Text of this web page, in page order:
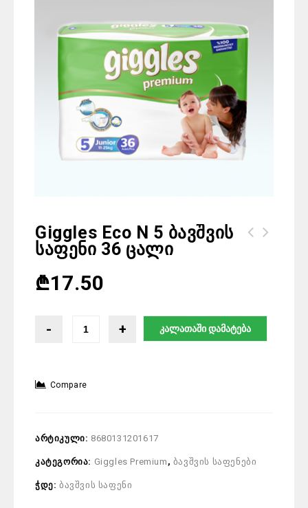
Giggles Eco N 5 Ბავშვის
Საფენი 36 Ცალი
₾17.50
კალათაში დამატება
Compare
არტიკული: 8680131201617
კატეგორია: Giggles Premium , ბავშვის საფენები
ჭდე: ბავშვის საფენი